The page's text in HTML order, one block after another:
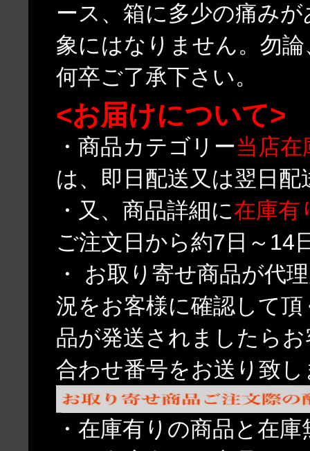
ース、箱に多少の痛み
象にはなりません。勿
何卒ご了承下さい。
<お届けについて>
・商品カテゴリー当店在
は、即日配送又は翌日
・又、商品詳細に在庫有
ご注文日から約7日～14
・ お取り寄せ商品が代
況をお客様に確認して
品が発送されましたら
合わせ番号をお送り致し
・在庫有りの商品と在